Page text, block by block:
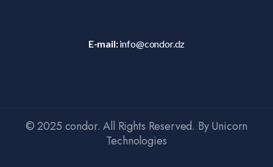
E-mail:info@condor.dz
© 2025 condor. All Rights Reserved. By Unicorn
Technologies